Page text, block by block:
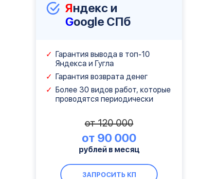
Яндекс и
Google СПб
Гарантия вывода в топ-10
Яндекса и Гугла
Гарантия возврата денег
Более 30 видов работ, которые
проводятся периодически
от 120 000
от 90 000
рублей в месяц
ЗАПРОСИТЬ КП